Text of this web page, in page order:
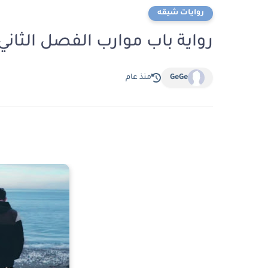
روايات شيقه
رواية باب موارب الفصل الثاني 2 بقلم
GeGe منذ عام